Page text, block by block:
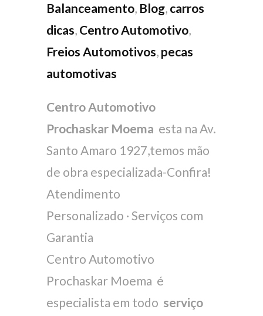
Balanceamento, Blog, carros
dicas, Centro Automotivo,
Freios Automotivos, pecas
automotivas
Centro Automotivo
Prochaskar Moema esta na Av.
Santo Amaro 1927,temos mão
de obra especializada-Confira!
Atendimento
Personalizado · Serviços com
Garantia
Centro Automotivo
Prochaskar Moema é
especialista em todo serviço